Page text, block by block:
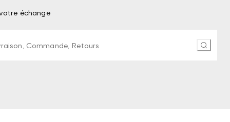
échange